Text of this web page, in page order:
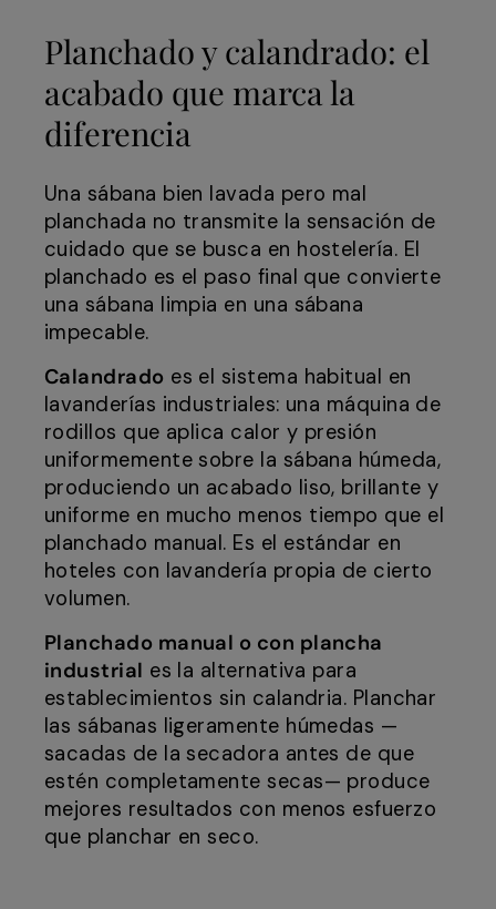
Planchado y calandrado: el
acabado que marca la
diferencia
Una sábana bien lavada pero mal
planchada no transmite la sensación de
cuidado que se busca en hostelería. El
planchado es el paso final que convierte
una sábana limpia en una sábana
impecable.
Calandrado es el sistema habitual en
lavanderías industriales: una máquina de
rodillos que aplica calor y presión
uniformemente sobre la sábana húmeda,
produciendo un acabado liso, brillante y
uniforme en mucho menos tiempo que el
planchado manual. Es el estándar en
hoteles con lavandería propia de cierto
volumen.
Planchado manual o con plancha
industrial es la alternativa para
establecimientos sin calandria. Planchar
las sábanas ligeramente húmedas —
sacadas de la secadora antes de que
estén completamente secas— produce
mejores resultados con menos esfuerzo
que planchar en seco.